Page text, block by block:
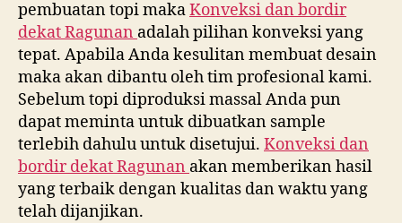
pembuatan topi makaKonveksi dan bordir
dekatRagunan adalah pilihan konveksi yang
tepat. Apabila Anda kesulitan membuat desain
maka akan dibantu oleh tim profesional kami.
Sebelum topi diproduksi massal Anda pun
dapat meminta untuk dibuatkan sample
terlebih dahulu untuk disetujui. Konveksi dan
bordir dekatRagunan akan memberikan hasil
yang terbaik dengan kualitas dan waktu yang
telah dijanjikan.